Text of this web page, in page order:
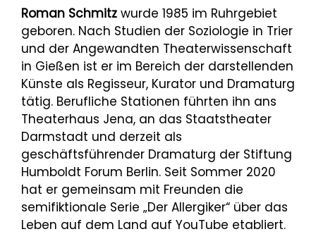
Roman Schmitz wurde 1985 im Ruhrgebiet
geboren. Nach Studien der Soziologie in Trier
und der Angewandten Theaterwissenschaft
in Gießen ist er im Bereich der darstellenden
Künste als Regisseur, Kurator und Dramaturg
tätig. Berufliche Stationen führten ihn ans
Theaterhaus Jena, an das Staatstheater
Darmstadt und derzeit als
geschäftsführender Dramaturg der Stiftung
Humboldt Forum Berlin. Seit Sommer 2020
hat er gemeinsam mit Freunden die
semifiktionale Serie „Der Allergiker“ über das
Leben auf dem Land auf YouTube etabliert.